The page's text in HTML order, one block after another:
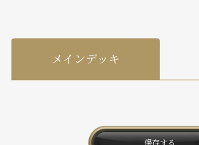
メインデッキ
保存する